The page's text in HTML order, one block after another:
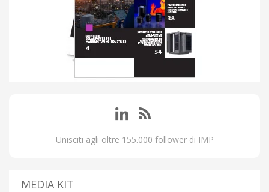
Unisciti agli oltre 155.000 follower di IMP
MEDIA KIT